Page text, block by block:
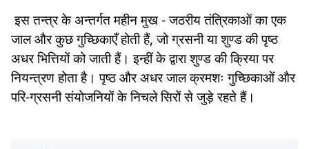
इस तन्त्र के अन्तर्गत महीन मुख - जठरीय तंत्रिकाओं का एक
जाल और कुछ गुच्छिकाएँ होती हैं, जो ग्रसनी या शुण्ड की पृष्ठ
अधर भित्तियों को जाती हैं। इन्हीं के द्वारा शुण्ड की क्रिया पर
नियन्त्रण होता है। पृष्ठ और अधर जाल क्रमशः गुच्छिकाओं और
परि-ग्रसनी संयोजनियों के निचले सिरों से जुड़े रहते हैं।